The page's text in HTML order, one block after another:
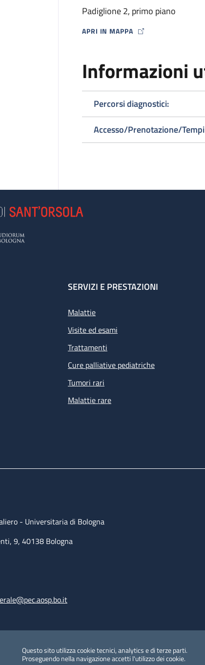
Questo sito utilizza cookie tecnici, analytics e di terze parti.
Proseguendo nella navigazione accetti l'utilizzo dei cookie.
Padiglione 2, primo piano
APRI IN MAPPA
MAP ICON
Informazioni
Percorsi diagnostici:
Accesso/Prenotazione/
SERVIZI E PRESTAZIONI
Malattie
Visite ed esami
Trattamenti
Cure palliative pediatriche
Tumori rari
Malattie rare
- Universitaria di Bologna
9, 40138 Bologna
sectionPolicy privacy e protezione del dato personale